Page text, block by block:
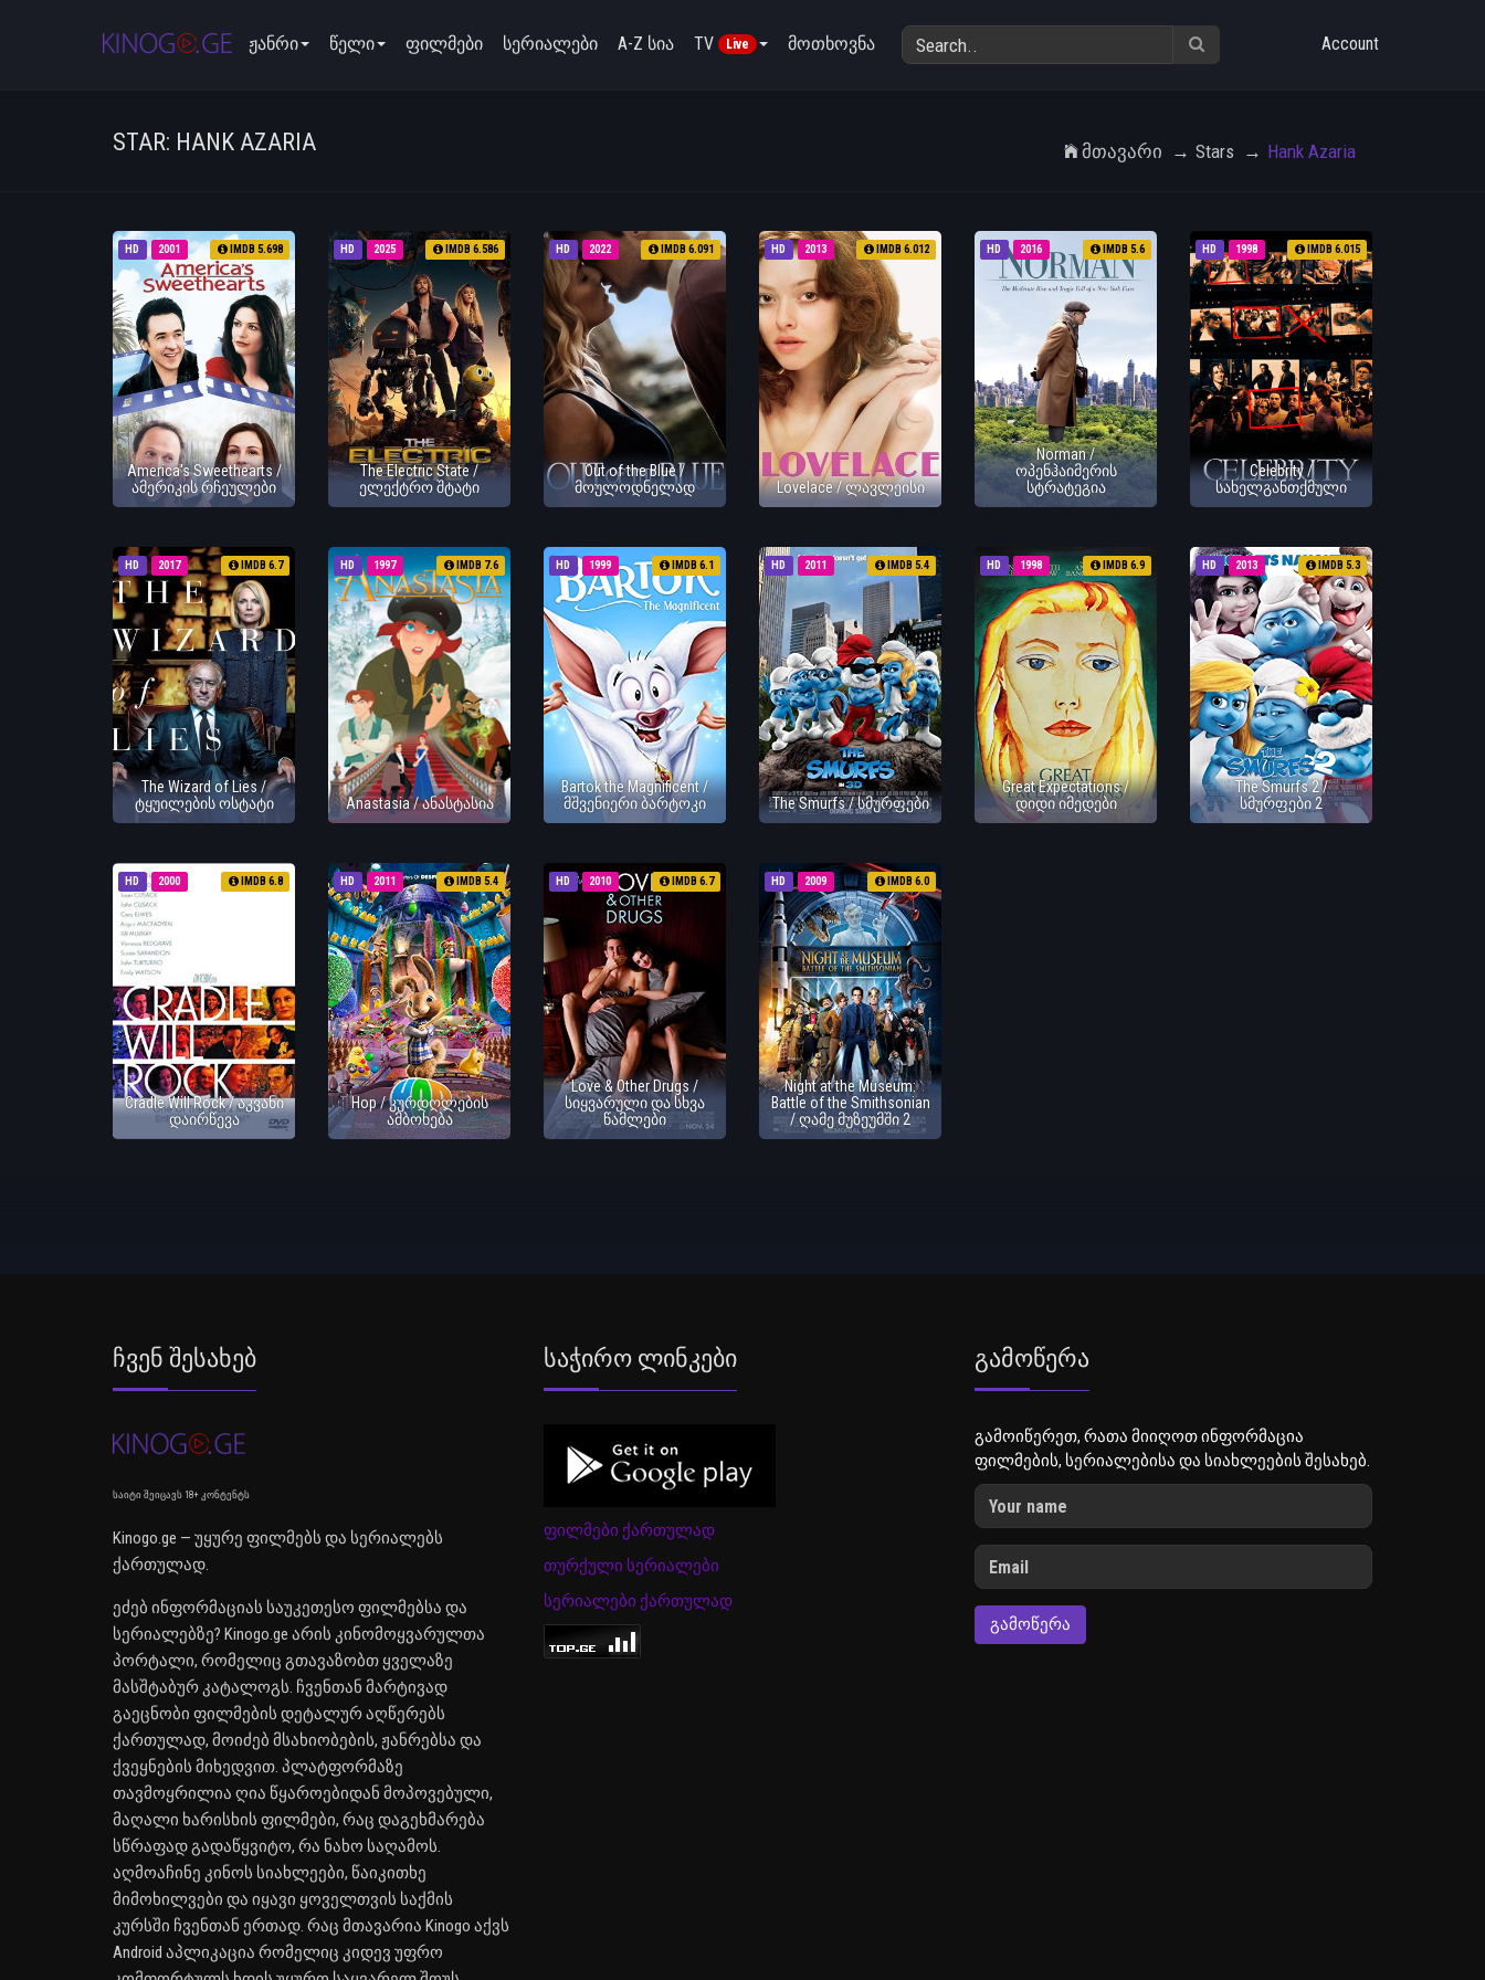
ჟანრი წელი ფილმები სერიალები A-Z სია TV Live მოთხოვნა Account
STAR: HANK AZARIA Მთავარი Stars Hank Azaria
HD 2001 IMDB 5.698
America's Sweethearts /
ამერიკის რჩეულები
HD 2025 IMDB 6.586
The Electric State /
ელექტრო შტატი
HD 2022 IMDB 6.091
Out of the Blue /
მოულოდნელად
HD 2013 IMDB 6.012
Lovelace / ლავლეისი
HD 2016 IMDB 5.6
Norman /
ოპენჰაიმერის
სტრატეგია
HD 1998 IMDB 6.015
Celebrity /
სახელგანთქმული
HD 2017 IMDB 6.7
The Wizard of Lies /
ტყუილების ოსტატი
HD 1997 IMDB 7.6
Anastasia / ანასტასია
HD 1999 IMDB 6.1
Bartok the Magnificent /
მშვენიერი ბარტოკი
HD 2011 IMDB 5.4
The Smurfs / სმურფები
HD 1998 IMDB 6.9
Great Expectations /
დიდი იმედები
HD 2013 IMDB 5.3
The Smurfs 2 /
სმურფები 2
HD 2000 IMDB 6.8
Cradle Will Rock / აკვანი
დაირწევა
HD 2011 IMDB 5.4
Hop / კურდღლების
ამბოხება
HD 2010 IMDB 6.7
Love & Other Drugs /
სიყვარული და სხვა
წამლები
HD 2009 IMDB 6.0
Night at the Museum:
Battle of the Smithsonian
/ ღამე მუზეუმში 2
Ჩვენ Შესახებ
საიტი შეიცავს 18+ კონტენტს
Kinogo.ge — უყურე ფილმებს და სერიალებს
ქართულად.
ეძებ ინფორმაციას საუკეთესო ფილმებსა და
სერიალებზე? Kinogo.ge არის კინომოყვარულთა
პორტალი, რომელიც გთავაზობთ ყველაზე
მასშტაბურ კატალოგს. ჩვენთან მარტივად
გაეცნობი ფილმების დეტალურ აღწერებს
ქართულად, მოიძებ მსახიობების, ჟანრებსა და
ქვეყნების მიხედვით. პლატფორმაზე
თავმოყრილია ღია წყაროებიდან მოპოვებული,
მაღალი ხარისხის ფილმები, რაც დაგეხმარება
სწრაფად გადაწყვიტო, რა ნახო საღამოს.
აღმოაჩინე კინოს სიახლეები, წაიკითხე
მიმოხილვები და იყავი ყოველთვის საქმის
კურსში ჩვენთან ერთად. რაც მთავარია Kinogo აქვს
Android აპლიკაცია რომელიც კიდევ უფრო
Საჭირო Ლინკები
ფილმები ქართულად
თურქული სერიალები
სერიალები ქართულად
Გამოწერა
გამოიწერეთ, რათა მიიღოთ ინფორმაცია
ფილმების, სერიალებისა და სიახლეების შესახებ.
ᲒᲐᲛᲝᲬᲔᲠᲐ